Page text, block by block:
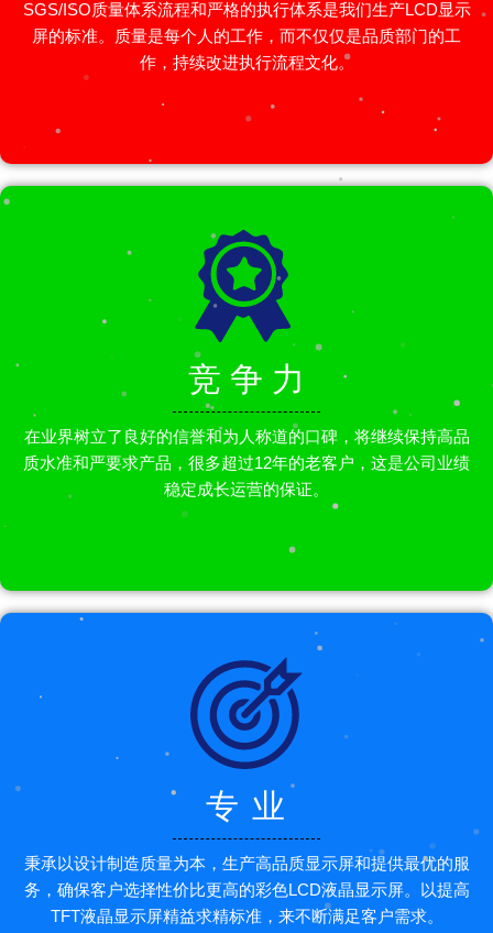
SGS/ISO质量体系流程和严格的执行体系是我们生产LCD显示
屏的标准。质量是每个人的工作，而不仅仅是品质部门的工
作，持续改进执行流程文化。
竞 争 力
在业界树立了良好的信誉和为人称道的口碑，将继续保持高品
质水准和严要求产品，很多超过12年的老客户，这是公司业绩
稳定成长运营的保证。
专 业
秉承以设计制造质量为本，生产高品质显示屏和提供最优的服
务，确保客户选择性价比更高的彩色LCD液晶显示屏。以提高
TFT液晶显示屏精益求精标准，来不断满足客户需求。